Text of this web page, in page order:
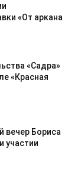
«От аркана
«Садра»
«Красная
вечер Бориса
участии